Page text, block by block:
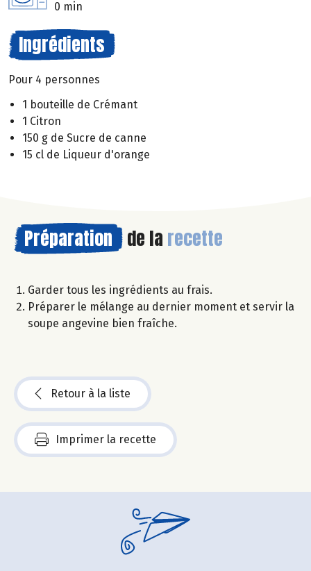
0 min
Ingrédients
Pour 4 personnes
1 bouteille de Crémant
1 Citron
150 g de Sucre de canne
15 cl de Liqueur d'orange
Préparation de la recette
Garder tous les ingrédients au frais.
Préparer le mélange au dernier moment et servir la
soupe angevine bien fraîche.
Retour à la liste
Imprimer la recette